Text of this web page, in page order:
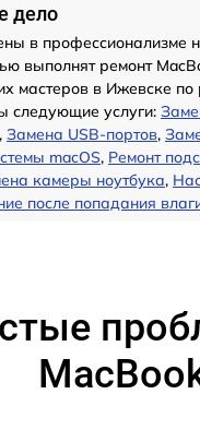
дело
в профессионализме
выполнят ремонт
мастеров в Ижевске по
следующие услуги:
, Замена USB-портов,
macOS, Ремонт
камеры ноутбука,
после попадания